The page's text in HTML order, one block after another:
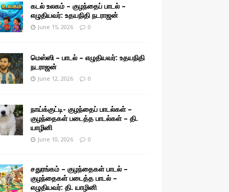
கடல் உலகம் – குழந்தைப் பாடல் –
எழுதியவர்: உதயநிதி நடராஜன்
June 15, 2026 0
மெஸ்ஸி – பாடல் – எழுதியவர்: உதயநிதி
நடராஜன்
June 12, 2026 0
நாய்க்குட்டி- குழந்தைப் பாடல்கள் –
குழந்தைகள் படைத்த பாடல்கள் – தி.
யாழினி
June 10, 2026 0
சதுரங்கம் – குழந்தைகள் பாடல் –
குழந்தைகள் படைத்த பாடல் –
எழுதியவர்: தி. யாழினி